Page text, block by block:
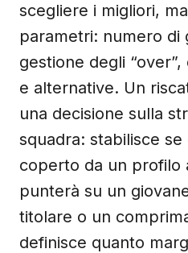
scegliere i migliori,
parametri: numero di
gestione degli
e alternative. Un
una decisione sulla
squadra: stabilisce
coperto da un profilo
punterà su un
titolare o un
definisce quanto